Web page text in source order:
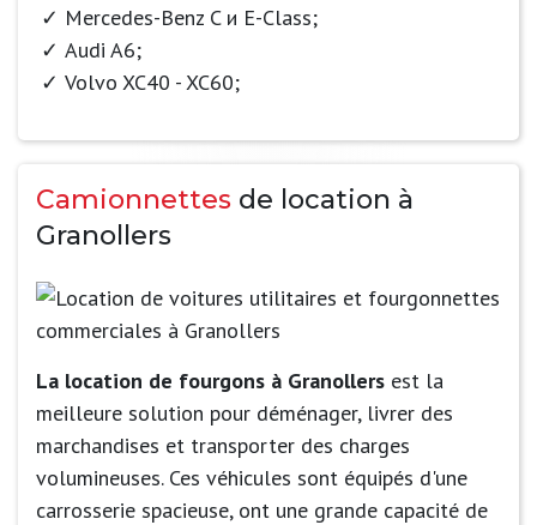
Mercedes-Benz C и E-Class;
Audi A6;
Volvo XC40 - XC60;
Camionnettes de location à
Granollers
La location de fourgons à Granollers est la
meilleure solution pour déménager, livrer des
marchandises et transporter des charges
volumineuses. Ces véhicules sont équipés d'une
carrosserie spacieuse, ont une grande capacité de